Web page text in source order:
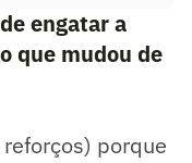
engatar a
que mudou de
porque